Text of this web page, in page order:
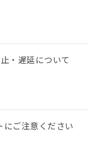
・遅延について
にご注意ください